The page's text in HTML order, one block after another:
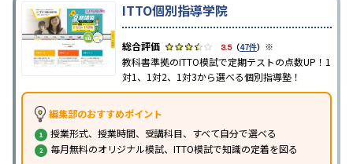
ITTO個別指導学院
3.5（47件） ※
教科書準拠のITTO模試で定期テストの点数UP！1
対1、1対2、1対3から選べる個別指導塾！
編集部のおすすめポイント
授業形式、授業時間、受講科目、すべて自分で選べる
毎月無料のオリジナル模試、ITTO模試で知識の定着を図る